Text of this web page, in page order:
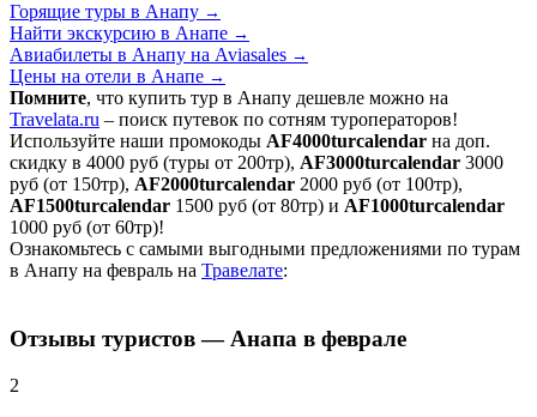
Горящие туры в Анапу →
Найти экскурсию в Анапе →
Авиабилеты в Анапу на Aviasales →
Цены на отели в Анапе →
Помните, что купить тур в Анапу дешевле можно на
Travelata.ru – поиск путевок по сотням туроператоров!
Используйте наши промокоды AF4000turcalendar на доп.
скидку в 4000 руб (туры от 200тр), AF3000turcalendar 3000
руб (от 150тр), AF2000turcalendar 2000 руб (от 100тр),
AF1500turcalendar 1500 руб (от 80тр) и AF1000turcalendar
1000 руб (от 60тр)!
Ознакомьтесь с самыми выгодными предложениями по турам
в Анапу на февраль на Травелате:
Отзывы туристов — Анапа в феврале
2